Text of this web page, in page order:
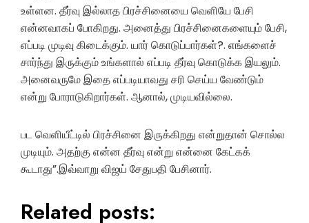
உள்ளன. தீர்வு இல்லாத பிரச்சினையை வெளியே பேசி
என்னவாகப் போகிறது. அனைத்து பிரச்சினைகளையும் பேசி,
எப்படி முடிவு கிடைக்கும். யார் கொடுப்பார்கள்?. எங்களைச்
சார்ந்து இருக்கும் உங்களால் எப்படி தீர்வு கொடுக்க இயலும்.
அனைவருமே இதை எப்படியாவது சரி செய்ய வேண்டும்
என்று போராடுகிறார்கள். ஆனால், முடியவில்லை.
பட வெளியீட்டில் பிரச்சினை இருக்கிறது என்றுதான் சொல்ல
முடியும். அதற்கு என்ன தீர்வு என்று என்னை கேட்கக்
கூடாது”.இவ்வாறு விஜய் சேதுபதி பேசினார்.
Related posts: